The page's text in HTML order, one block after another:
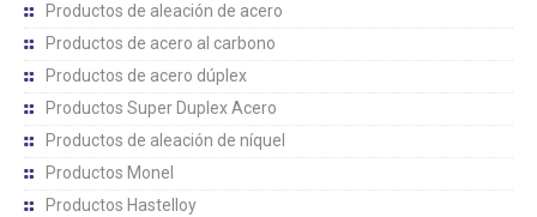
Productos de aleación de acero
Productos de acero al carbono
Productos de acero dúplex
Productos Super Duplex Acero
Productos de aleación de níquel
Productos Monel
Productos Hastelloy